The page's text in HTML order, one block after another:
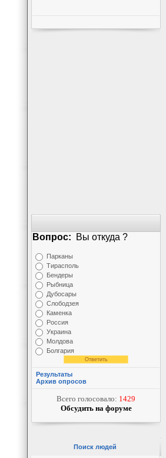
Вопрос: Вы откуда ?
Парканы
Тирасполь
Бендеры
Рыбница
Дубосары
Слободзея
Каменка
Россия
Украина
Молдова
Болгария
Результаты
Архив опросов
Всего голосовало: 1429
Обсудить на форуме
Поиск людей